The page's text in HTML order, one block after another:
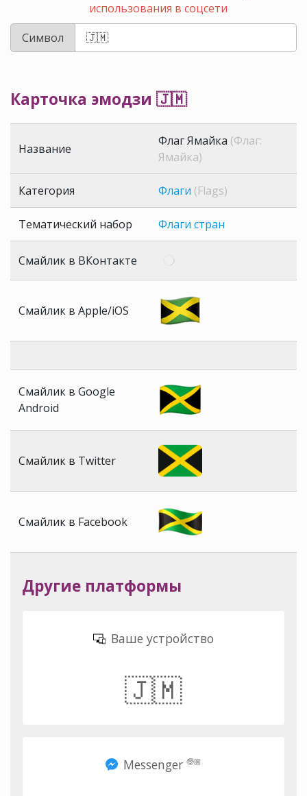
использования в соцсети
Символ
Карточка эмодзи 🇯🇲
Название
Флаг Ямайка (Флаг:
Ямайка)
Категория Флаги (Flags)
Тематический набор Флаги стран
Смайлик в ВКонтакте
Смайлик в Apple/iOS
Смайлик в Google
Android
Смайлик в Twitter
Смайлик в Facebook
Другие платформы
Ваше устройство
🇯🇲
Messenger 🧓🏼